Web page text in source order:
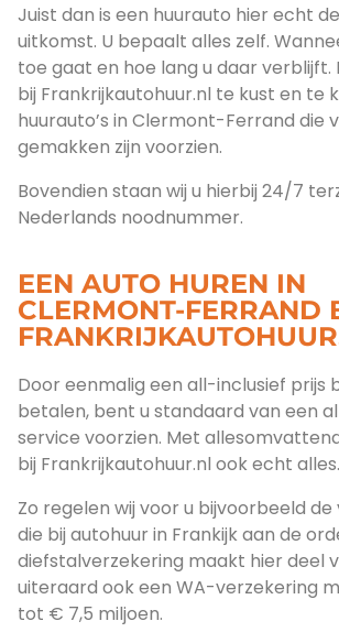
Juist dan is een huurauto hier echt
uitkomst. U bepaalt alles zelf.
toe gaat en hoe lang u daar verblijft.
bij Frankrijkautohuur.nl te kust en te
huurauto’s in Clermont-Ferrand die
gemakken zijn voorzien.
Bovendien staan wij u hierbij 24/7
Nederlands noodnummer.
EEN AUTO HUREN IN
CLERMONT-FERRAND
Door eenmalig een all-inclusief prijs
betalen, bent u standaard van een
service voorzien. Met
bij Frankrijkautohuur.nl ook echt alles.
Zo regelen wij voor u bijvoorbeeld
die bij autohuur in Frankijk aan de
diefstalverzekering maakt hier deel
uiteraard ook een WA-verzekering
tot € 7,5 miljoen.